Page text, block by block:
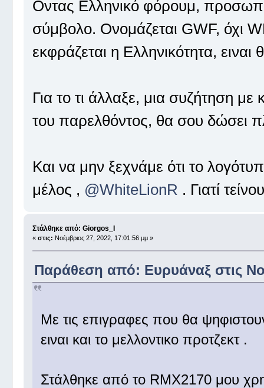
Οντας Ελληνικό φόρουμ,
σύμβολο. Ονομάζεται GWF, όχι
εκφράζεται η Ελληνικότητα,
Για το τι άλλαξε, μια συζήτηση
του παρελθόντος, θα σου δώσει
Και να μην ξεχνάμε ότι το
μέλος , @WhiteLionR . Γιατί
Στάλθηκε από: Giorgos_I
« στις: Νοέμβριος 27, 2022, 17:01:56 μμ »
Παράθεση από: Ευρυάναξ στις
Με τις επιγραφες που θα
ειναι και το μελλοντικο προτζεκτ .
Στάλθηκε από το RMX2170 μου